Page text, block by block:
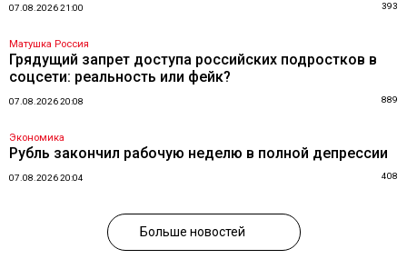
07.08.2026 21:00 393
Матушка Россия
Грядущий запрет доступа российских подростков в
соцсети: реальность или фейк?
07.08.2026 20:08 889
Экономика
Рубль закончил рабочую неделю в полной депрессии
07.08.2026 20:04 408
Больше новостей